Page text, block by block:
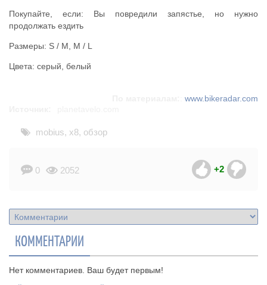
Покупайте, если: Вы повредили запястье, но нужно
продолжать ездить
Размеры: S / M, M / L
Цвета: серый, белый
www.bikeradar.com
mobius, x8, обзор
0 2052 +2
КОММЕНТАРИИ
Нет комментариев. Ваш будет первым!